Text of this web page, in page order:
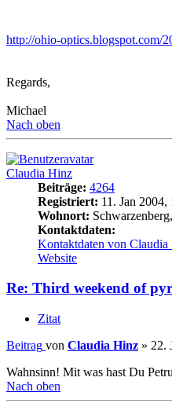
http://ohio-optics.blogspot.com/
Regards,
Michael
Nach oben
Claudia Hinz
Beiträge: 4264
Registriert: 11. Jan 2004,
Wohnort:
Kontaktdaten:
Kontaktdaten von Claudia
Website
Re: Third weekend of
Zitat
Beitrag von Claudia Hinz » 22.
Wahnsinn! Mit was hast Du
Nach oben